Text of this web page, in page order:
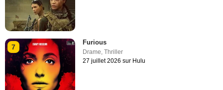
7
Furious
Drame,Thriller
27 juillet 2026 sur Hulu